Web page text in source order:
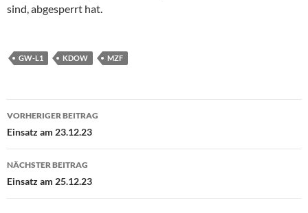
sind, abgesperrt hat.
GW-L1 KDOW MZF
Beitragsnavigation
VORHERIGER BEITRAG
Einsatz am 23.12.23
NÄCHSTER BEITRAG
Einsatz am 25.12.23